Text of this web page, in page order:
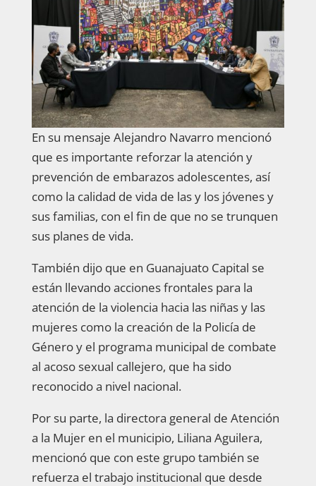
En su mensaje Alejandro Navarro mencionó
que es importante reforzar la atención y
prevención de embarazos adolescentes, así
como la calidad de vida de las y los jóvenes y
sus familias, con el fin de que no se trunquen
sus planes de vida.
También dijo que en Guanajuato Capital se
están llevando acciones frontales para la
atención de la violencia hacia las niñas y las
mujeres como la creación de la Policía de
Género y el programa municipal de combate
al acoso sexual callejero, que ha sido
reconocido a nivel nacional.
Por su parte, la directora general de Atención
a la Mujer en el municipio, Liliana Aguilera,
mencionó que con este grupo también se
refuerza el trabajo institucional que desde